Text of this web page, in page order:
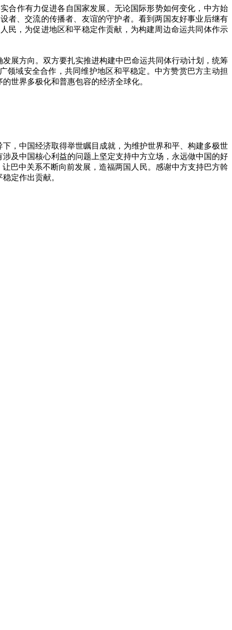
作有力促进各自国家发展。无论国际形势如何变化，中方始
者、交流的传播者、友谊的守护者。看到两国友好事业后继有
民，为促进地区和平稳定作贡献，为构建周边命运共同体作示
展方向。双方要扎实推进构建中巴命运共同体行动计划，统筹
领域安全合作，共同维护地区和平稳定。中方赞赏巴方主动担
世界多极化和普惠包容的经济全球化。
，中国经济取得举世瞩目成就，为维护世界和平、构建多极世
及中国核心利益的问题上坚定支持中方立场，永远做中国的好
巴中关系不断向前发展，造福两国人民。感谢中方支持巴方斡
定作出贡献。